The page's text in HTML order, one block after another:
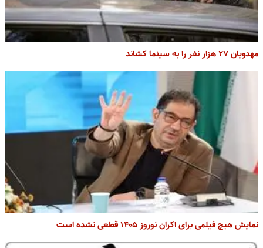
مهدویان ۲۷ هزار نفر را به سینما کشاند
نمایش هیچ فیلمی برای اکران نوروز ۱۴۰۵ قطعی نشده است